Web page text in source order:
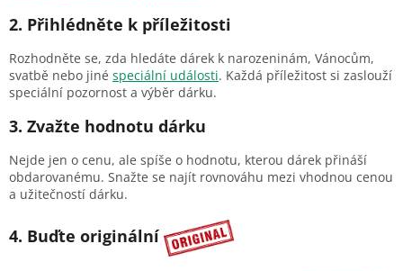
2. Přihlédněte k příležitosti
Rozhodněte se, zda hledáte dárek k narozeninám, Vánocům,
svatbě nebo jiné speciální události. Každá příležitost si zaslouží
speciální pozornost a výběr dárku.
3. Zvažte hodnotu dárku
Nejde jen o cenu, ale spíše o hodnotu, kterou dárek přináší
obdarovanému. Snažte se najít rovnováhu mezi vhodnou cenou
a užitečností dárku.
4. Buďte originální